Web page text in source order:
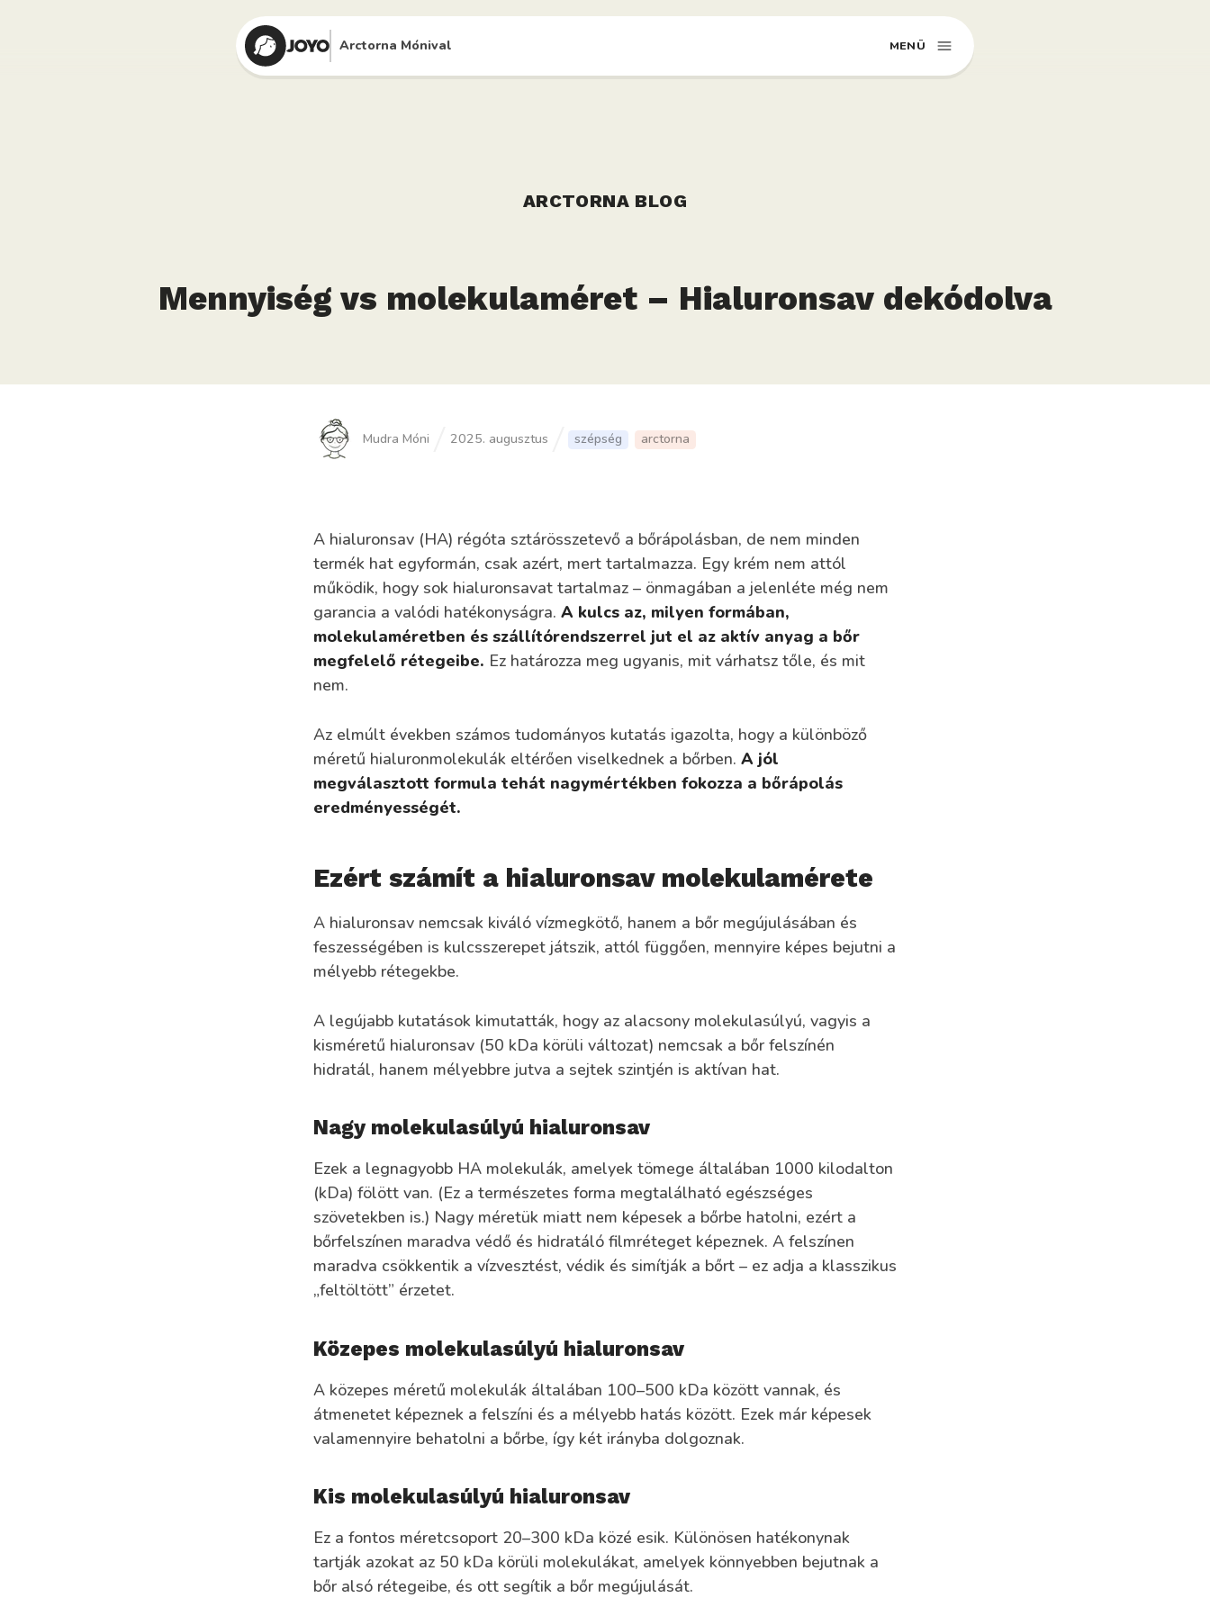
Arctorna Mónival MENÜ
ARCTORNA BLOG
Mennyiség vs molekulaméret – Hialuronsav dekódolva
Mudra Móni 2025. augusztus szépség arctorna
A hialuronsav (HA) régóta sztárösszetevő a bőrápolásban, de nem minden
termék hat egyformán, csak azért, mert tartalmazza. Egy krém nem attól
működik, hogy sok hialuronsavat tartalmaz – önmagában a jelenléte még nem
garancia a valódi hatékonyságra. A kulcs az, milyen formában,
molekulaméretben és szállítórendszerrel jut el az aktív anyag a bőr
megfelelő rétegeibe. Ez határozza meg ugyanis, mit várhatsz tőle, és mit
nem.
Az elmúlt években számos tudományos kutatás igazolta, hogy a különböző
méretű hialuronmolekulák eltérően viselkednek a bőrben. A jól
megválasztott formula tehát nagymértékben fokozza a bőrápolás
eredményességét.
Ezért számít a hialuronsav molekulamérete
A hialuronsav nemcsak kiváló vízmegkötő, hanem a bőr megújulásában és
feszességében is kulcsszerepet játszik, attól függően, mennyire képes bejutni a
mélyebb rétegekbe.
A legújabb kutatások kimutatták, hogy az alacsony molekulasúlyú, vagyis a
kisméretű hialuronsav (50 kDa körüli változat) nemcsak a bőr felszínén
hidratál, hanem mélyebbre jutva a sejtek szintjén is aktívan hat.
Nagy molekulasúlyú hialuronsav
Ezek a legnagyobb HA molekulák, amelyek tömege általában 1000 kilodalton
(kDa) fölött van. (Ez a természetes forma megtalálható egészséges
szövetekben is.) Nagy méretük miatt nem képesek a bőrbe hatolni, ezért a
bőrfelszínen maradva védő és hidratáló filmréteget képeznek. A felszínen
maradva csökkentik a vízvesztést, védik és simítják a bőrt – ez adja a klasszikus
„feltöltött” érzetet.
Közepes molekulasúlyú hialuronsav
A közepes méretű molekulák általában 100–500 kDa között vannak, és
átmenetet képeznek a felszíni és a mélyebb hatás között. Ezek már képesek
valamennyire behatolni a bőrbe, így két irányba dolgoznak.
Kis molekulasúlyú hialuronsav
Ez a fontos méretcsoport 20–300 kDa közé esik. Különösen hatékonynak
tartják azokat az 50 kDa körüli molekulákat, amelyek könnyebben bejutnak a
bőr alsó rétegeibe, és ott segítik a bőr megújulását.